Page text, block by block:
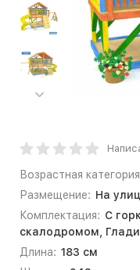
Возрастная
Размещение: На
Комплектация: С
скалодромом,
Длина: 183 см